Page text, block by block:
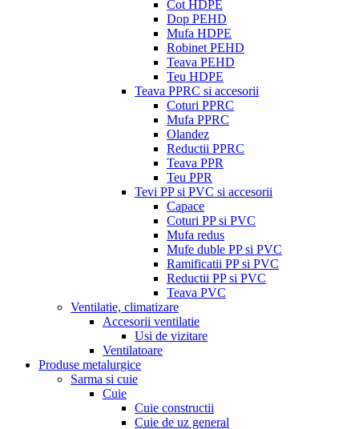
Cot HDPE
Dop PEHD
Mufa HDPE
Robinet PEHD
Teava PEHD
Teu HDPE
Teava PPRC si accesorii
Coturi PPRC
Mufa PPRC
Olandez
Reductii PPRC
Teava PPR
Teu PPR
Tevi PP si PVC si accesorii
Capace
Coturi PP si PVC
Mufa redus
Mufe duble PP si PVC
Ramificatii PP si PVC
Reductii PP si PVC
Teava PVC
Ventilatie, climatizare
Accesorii ventilatie
Usi de vizitare
Ventilatoare
Produse metalurgice
Sarma si cuie
Cuie
Cuie constructii
Cuie de uz general